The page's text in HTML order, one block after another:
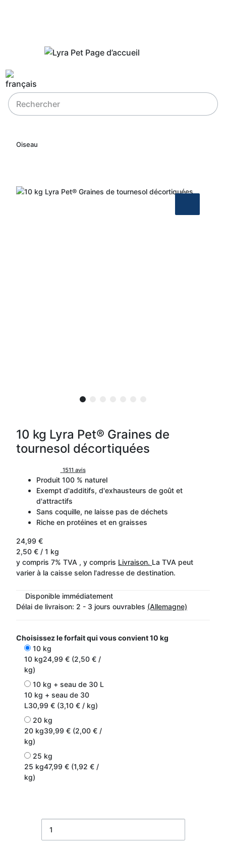
Oiseau
10 kg Lyra Pet® Graines de
tournesol décortiquées
1511 avis
Produit 100 % naturel
Exempt d'additifs, d'exhausteurs de goût et
d'attractifs
Sans coquille, ne laisse pas de déchets
Riche en protéines et en graisses
24,99 €
2,50 € / 1 kg
y compris 7% TVA , y compris Livraison. La TVA peut
varier à la caisse selon l'adresse de destination.
Disponible immédiatement
Délai de livraison: 2 - 3 jours ouvrables (Allemagne)
Choisissez le forfait qui vous convient10 kg
10 kg
10 kg24,99 € (2,50 € /
kg)
10 kg + seau de 30 L
10 kg + seau de 30
L30,99 € (3,10 € / kg)
20 kg
20 kg39,99 € (2,00 € /
kg)
25 kg
25 kg47,99 € (1,92 € /
kg)